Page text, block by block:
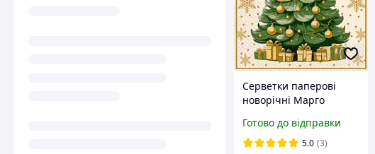
Серветки паперові
новорічні Марго
шт
Готово до відправки
5.0 (3)